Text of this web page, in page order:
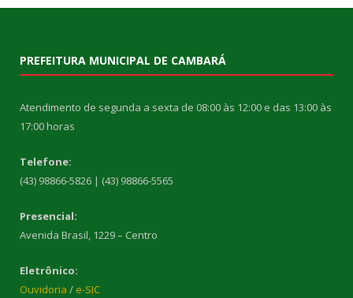
PREFEITURA MUNICIPAL DE CAMBARÁ
Atendimento de segunda a sexta de 08:00 às 12:00 e das 13:00 às
17:00 horas
Telefone:
(43) 98866-5826 | (43) 98866-5565
Presencial:
Avenida Brasil, 1229 – Centro
Eletrônico:
Ouvidoria / e-SIC